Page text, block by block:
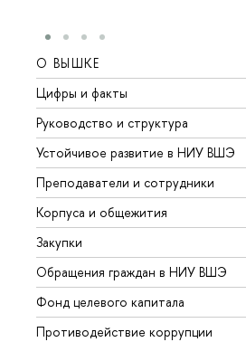
О ВЫШКЕ
Цифры и факты
Руководство и структура
Устойчивое развитие в НИУ ВШЭ
Преподаватели и сотрудники
Корпуса и общежития
Закупки
Обращения граждан в НИУ ВШЭ
Фонд целевого капитала
Противодействие коррупции